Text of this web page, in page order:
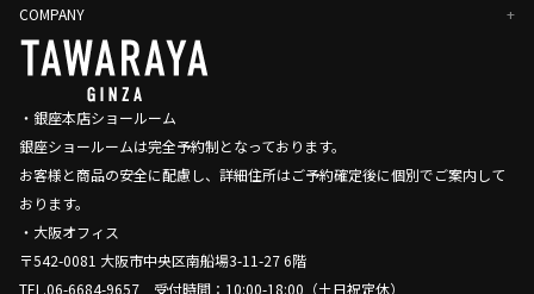
・銀座本店ショールーム
銀座ショールームは完全予約制となっております。
お客様と商品の安全に配慮し、詳細住所はご予約確定後に個別でご案内して
おります。
・大阪オフィス
〒542-0081 大阪市中央区南船場3-11-27 6階
TEL.06-6684-9657 受付時間：10:00-18:00（土日祝定休）
COMPANY